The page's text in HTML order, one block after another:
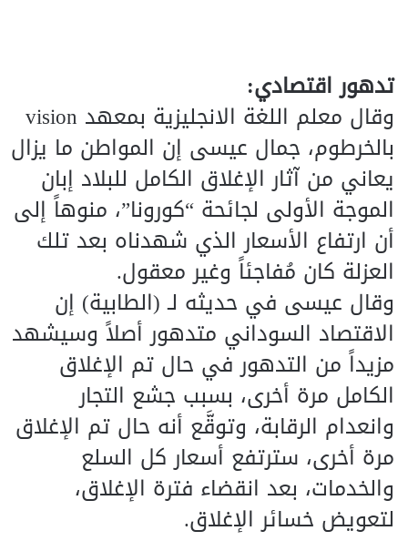
تدهور اقتصادي:
وقال معلم اللغة الانجليزية بمعهد vision
بالخرطوم، جمال عيسى إن المواطن ما يزال
يعاني من آثار الإغلاق الكامل للبلاد إبان
الموجة الأولى لجائحة “كورونا”، منوهاً إلى
أن ارتفاع الأسعار الذي شهدناه بعد تلك
العزلة كان مُفاجئاً وغير معقول.
وقال عيسى في حديثه لـ (الطابية) إن
الاقتصاد السوداني متدهور أصلاً وسيشهد
مزيداً من التدهور في حال تم الإغلاق
الكامل مرة أخرى، بسبب جشع التجار
وانعدام الرقابة، وتوقَّع أنه حال تم الإغلاق
مرة أخرى، سترتفع أسعار كل السلع
والخدمات، بعد انقضاء فترة الإغلاق،
لتعويض خسائر الإغلاق.